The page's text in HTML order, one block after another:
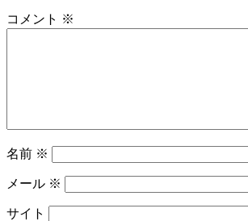
コメント ※
名前 ※
メール ※
サイト